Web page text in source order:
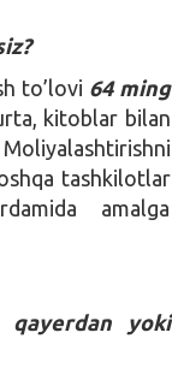
to’lovi 64 ming
kitoblar bilan
tashkilotlar
amalga
qayerdan yoki